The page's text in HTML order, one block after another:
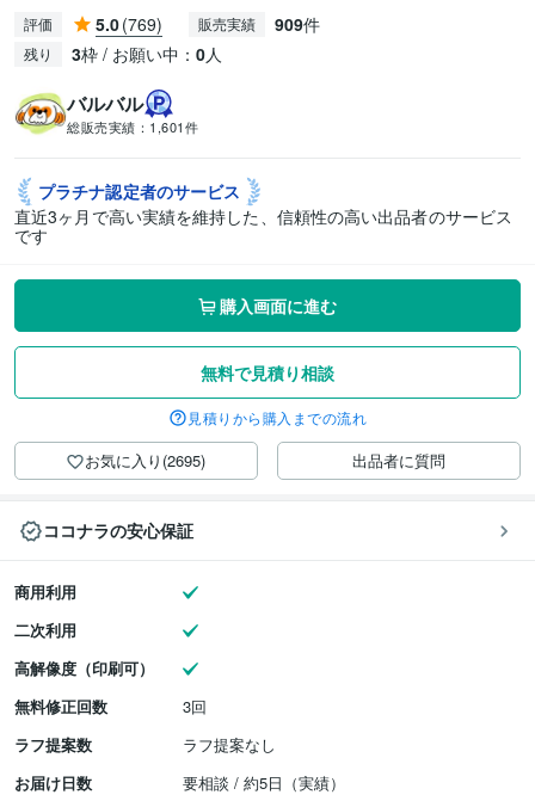
評価 5.0(769) 販売実績 909件
残り 3枠 / お願い中： 0人
バルバル
総販売実績： 1,601件
プラチナ認定者のサービス
直近3ヶ月で高い実績を維持した、信頼性の高い出品者のサービス
です
購入画面に進む
無料で見積り相談
見積りから購入までの流れ
お気に入り(2695) 出品者に質問
ココナラの安心保証
商用利用
二次利用
高解像度（印刷可）
無料修正回数
3回
ラフ提案数
ラフ提案なし
お届け日数
要相談 / 約5日（実績）